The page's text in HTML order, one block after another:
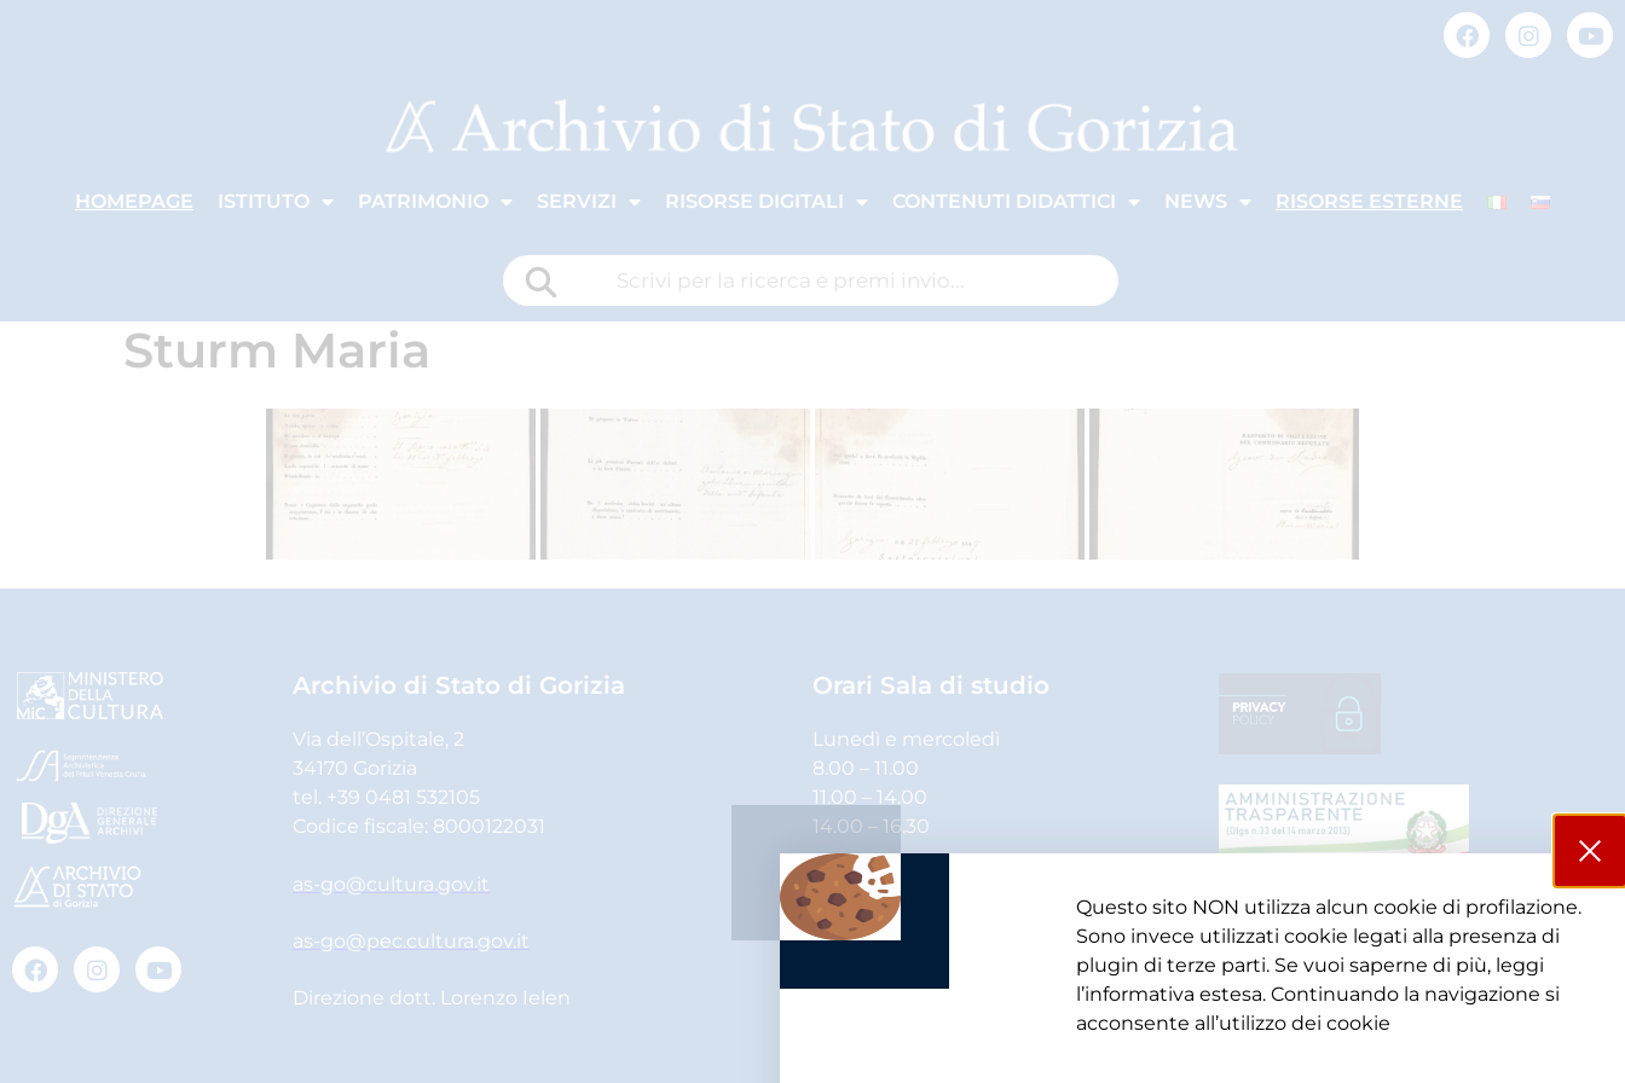
HOMEPAGE ISTITUTO PATRIMONIO SERVIZI RISORSE DIGITALI CONTENUTI DIDATTICI NEWS RISORSE ESTERNE
Sturm Maria
Archivio di Stato di Gorizia
Via dell’Ospitale, 2
34170 Gorizia
tel. +39 0481 532105
Codice fiscale: 8000122031
as-go@cultura.gov.it
as-go@pec.cultura.gov.it
Direzione dott. Lorenzo Ielen
Orari Sala di studio
Lunedì e mercoledì
8.00 – 11.00
11.00 – 14.00
14.00 – 16.30
Martedì, giovedì e venerdì
8.00 – 11.00
11.00 – 14.00
Questo sito NON utilizza alcun cookie di profilazione.
Sono invece utilizzati cookie legati alla presenza di
plugin di terze parti. Se vuoi saperne di più, leggi
l’informativa estesa. Continuando la navigazione si
acconsente all’utilizzo dei cookie​